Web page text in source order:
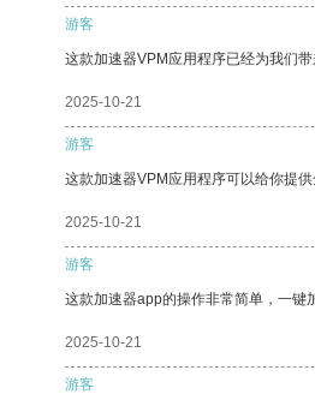
游客
这款加速器VPM应用程序已经为我们
2025-10-21
游客
这款加速器VPM应用程序可以给你提
2025-10-21
游客
这款加速器app的操作非常简单，一键
2025-10-21
游客